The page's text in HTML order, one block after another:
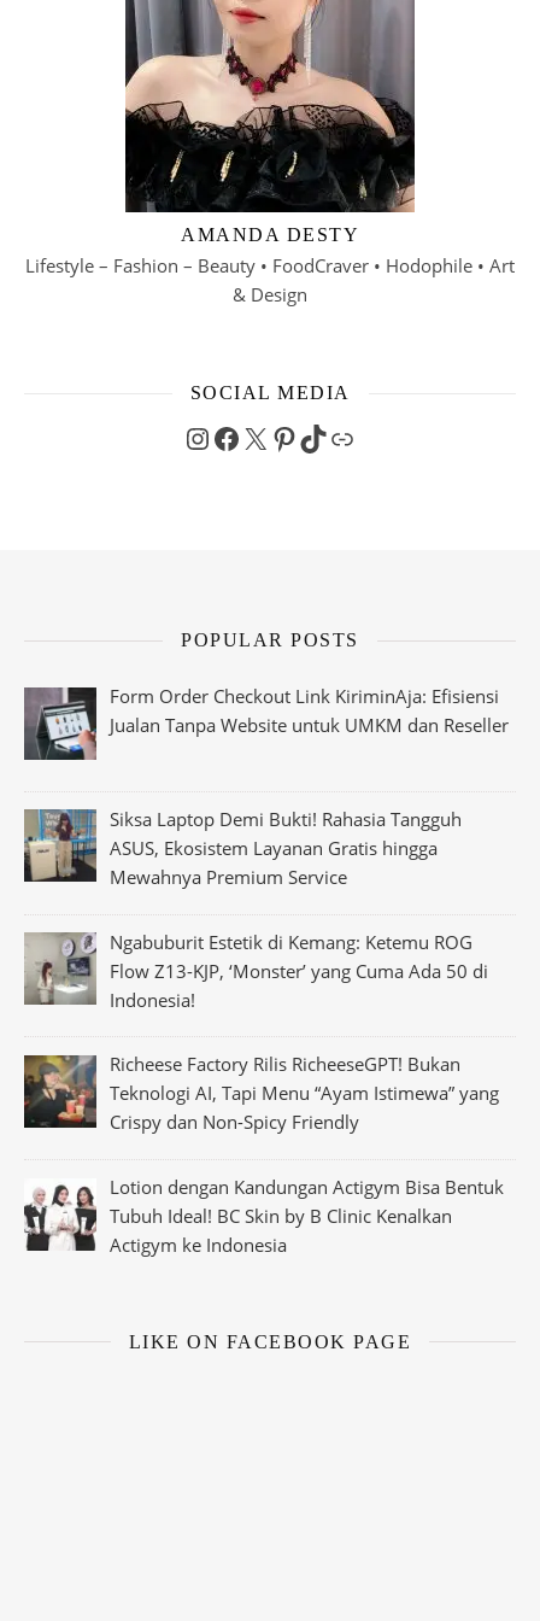
AMANDA DESTY
Lifestyle – Fashion – Beauty • FoodCraver • Hodophile • Art
& Design
SOCIAL MEDIA
Instagram
Facebook
X Pinterest
TikTok
Link
POPULAR POSTS
Form Order Checkout Link KiriminAja: Efisiensi
Jualan Tanpa Website untuk UMKM dan Reseller
Siksa Laptop Demi Bukti! Rahasia Tangguh
ASUS, Ekosistem Layanan Gratis hingga
Mewahnya Premium Service
Ngabuburit Estetik di Kemang: Ketemu ROG
Flow Z13-KJP, ‘Monster’ yang Cuma Ada 50 di
Indonesia!
Richeese Factory Rilis RicheeseGPT! Bukan
Teknologi AI, Tapi Menu “Ayam Istimewa” yang
Crispy dan Non-Spicy Friendly
Lotion dengan Kandungan Actigym Bisa Bentuk
Tubuh Ideal! BC Skin by B Clinic Kenalkan
Actigym ke Indonesia
LIKE ON FACEBOOK PAGE